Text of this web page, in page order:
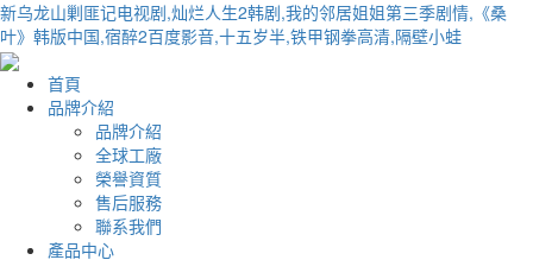
新乌龙山剿匪记电视剧,灿烂人生2韩剧,我的邻居姐姐第三季剧情,《桑
叶》韩版中国,宿醉2百度影音,十五岁半,铁甲钢拳高清,隔壁小蛙
首頁
品牌介紹
品牌介紹
全球工廠
榮譽資質
售后服務
聯系我們
產品中心